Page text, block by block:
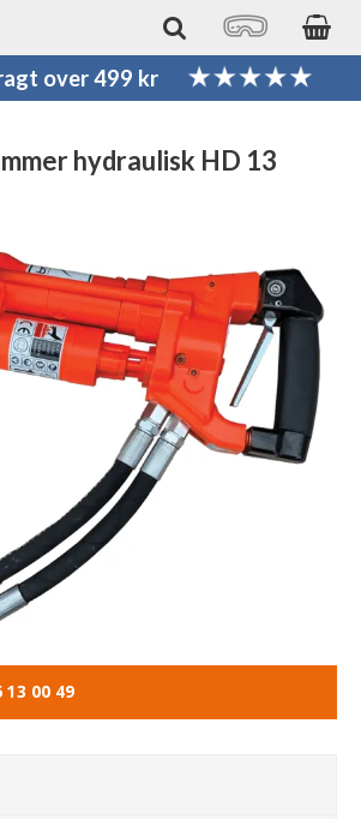
over 499 kr
hydraulisk HD 13
13 00 49